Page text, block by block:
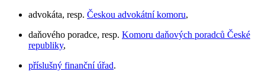
advokáta, resp. Českou advokátní komoru,
daňového poradce, resp. Komoru daňových poradců České
republiky,
příslušný finanční úřad.